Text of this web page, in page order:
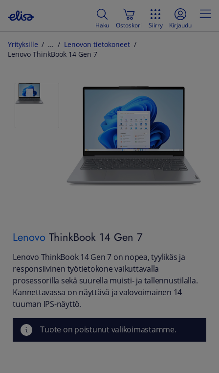
Haku Ostoskori Siirry Kirjaudu
Yrityksille
Lenovon tietokoneet
Lenovo ThinkBook 14 Gen 7
Lenovo ThinkBook 14 Gen 7
Lenovo ThinkBook 14 Gen 7 on nopea, tyylikäs ja
responsiivinen työtietokone vaikuttavalla
prosessorilla sekä suurella muisti- ja tallennustilalla.
Kannettavassa on näyttävä ja valovoimainen 14
tuuman IPS-näyttö.
Tuote on poistunut valikoimastamme.